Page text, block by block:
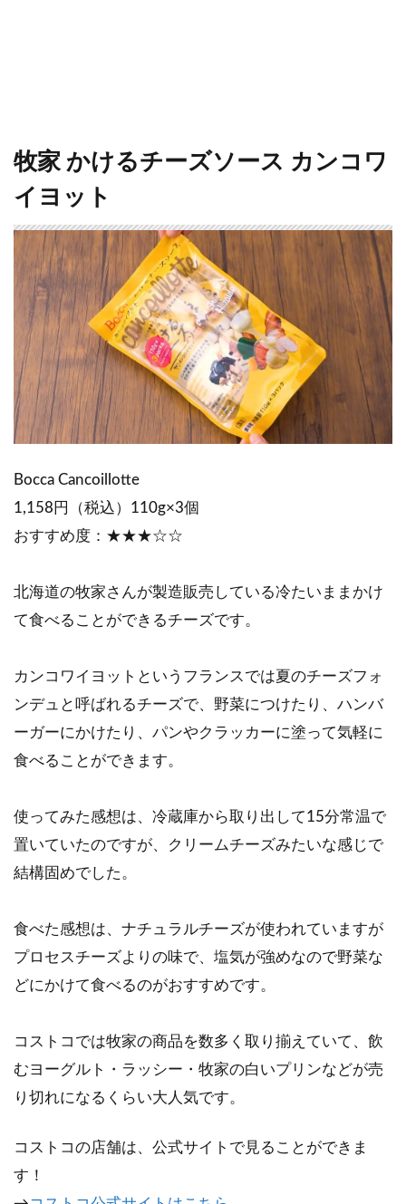
牧家 かけるチーズソース カンコワ
イヨット
Bocca Cancoillotte
1,158円（税込）110g×3個
おすすめ度：★★★☆☆
北海道の牧家さんが製造販売している冷たいままかけ
て食べることができるチーズです。
カンコワイヨットというフランスでは夏のチーズフォ
ンデュと呼ばれるチーズで、野菜につけたり、ハンバ
ーガーにかけたり、パンやクラッカーに塗って気軽に
食べることができます。
使ってみた感想は、冷蔵庫から取り出して15分常温で
置いていたのですが、クリームチーズみたいな感じで
結構固めでした。
食べた感想は、ナチュラルチーズが使われていますが
プロセスチーズよりの味で、塩気が強めなので野菜な
どにかけて食べるのがおすすめです。
コストコでは牧家の商品を数多く取り揃えていて、飲
むヨーグルト・ラッシー・牧家の白いプリンなどが売
り切れになるくらい大人気です。
コストコの店舗は、公式サイトで見ることができま
す！